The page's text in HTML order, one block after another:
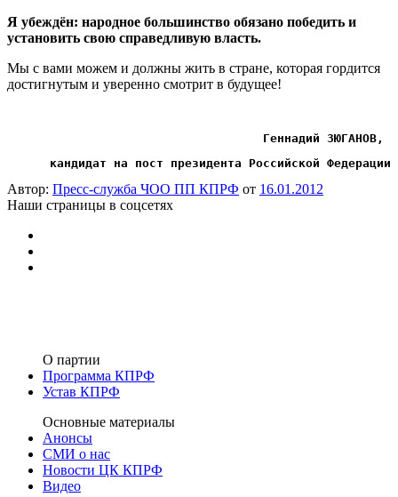
Я убеждён: народное большинство обязано победить и
установить свою справедливую власть.
Мы с вами можем и должны жить в стране, которая гордится
достигнутым и уверенно смотрит в будущее!
Геннадий ЗЮГАНОВ,
кандидат на пост президента Российской Федерации
Автор: Пресс-служба ЧОО ПП КПРФ от 16.01.2012
Наши страницы в соцсетях
О партии
Программа КПРФ
Устав КПРФ
Основные материалы
Анонсы
СМИ о нас
Новости ЦК КПРФ
Видео